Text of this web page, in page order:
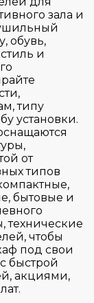
зала и
обувь,
и
типу
установки.
от
типов
бытовые и
технические
чтобы
под свои
быстрой
акциями,